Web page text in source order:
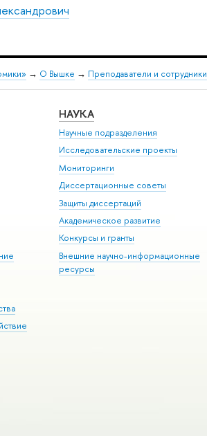
→ О Вышке → Преподаватели и сотрудники
НАУКА
Научные подразделения
Исследовательские проекты
Мониторинги
Диссертационные советы
Защиты диссертаций
Академическое развитие
Конкурсы и гранты
Внешние научно-информационные
ресурсы